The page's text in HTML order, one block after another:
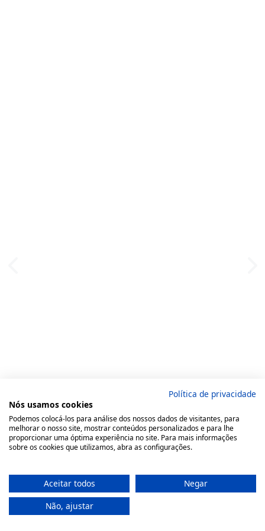
Política de privacidade
Nós usamos cookies
Podemos colocá-los para análise dos nossos dados de visitantes, para
melhorar o nosso site, mostrar conteúdos personalizados e para lhe
proporcionar uma óptima experiência no site. Para mais informações
sobre os cookies que utilizamos, abra as configurações.
Aceitar todos
Negar
Não, ajustar